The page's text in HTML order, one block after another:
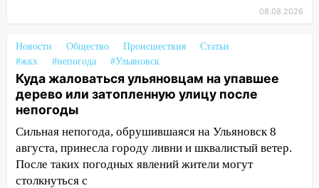
13:15
Трижды «брал в долг» без спроса:
житель Вешкаймского района похитил у
знакомого 191 тысячу рублей
13:14 Ураган оторвал светофор на
проспекте Филатова в Ульяновске
13:12 Дерево пробило крышу дома на
Новгородской в Ульяновске и рухнуло
на электрощит
08.08.2026
Новости Общество Происшествия
Статьи
#жкх
#непогода #Ульяновск
Куда жаловаться ульяновцам на упавшее
дерево или затопленную улицу после
непогоды
Сильная непогода, обрушившаяся на Ульяновск 8
августа, принесла городу ливни и шквалистый ветер.
После таких погодных явлений жители могут
столкнуться с